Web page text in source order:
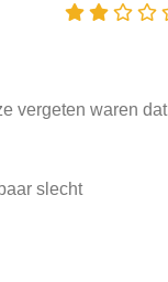
vergeten waren dat
slecht